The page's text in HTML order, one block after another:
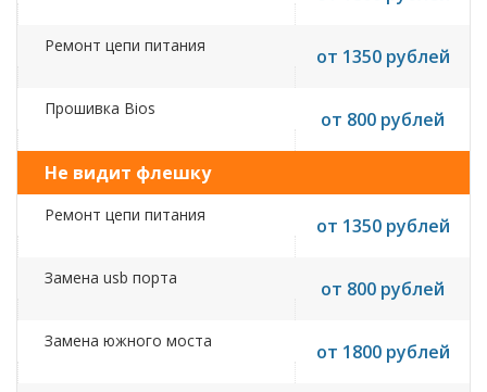
Ремонт цепи питания от 1350 рублей
Прошивка Bios от 800 рублей
Не видит флешку
Ремонт цепи питания от 1350 рублей
Замена usb порта от 800 рублей
Замена южного моста от 1800 рублей